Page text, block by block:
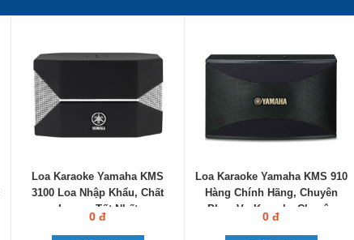
Loa Karaoke Yamaha KMS
3100 Loa Nhập Khẩu, Chất
Lượng Tốt Nhất
0 đ
Loa Karaoke Yamaha KMS 910
Hàng Chính Hãng, Chuyên
Phục Vụ Karaoke Chuyên
Nghiệp
0 đ